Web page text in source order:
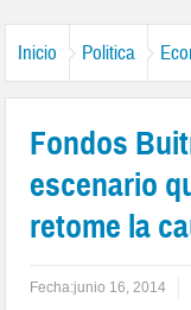
Inicio Politica
Fondos
escenario
retome la
Fecha:junio 16, 2014